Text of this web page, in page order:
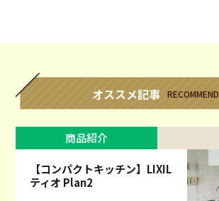
オススメ記事 RECOMMEND
商品紹介
【コンパクトキッチン】LIXIL
ティオ Plan2